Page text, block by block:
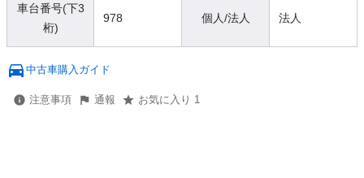
車台番号(下3
桁)
978 個人/法人 法人
中古車購入ガイド
注意事項 通報 お気に入り 1